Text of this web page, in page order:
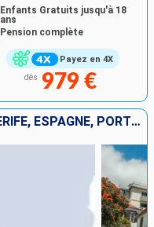
Payez en 4X
Enfants Gratuits jusqu'à 18
ans
Pension complète
dès 979 €
LANZAROTE, MAJORQUE, TENERIFE, ESPAGNE, PORTUGAL